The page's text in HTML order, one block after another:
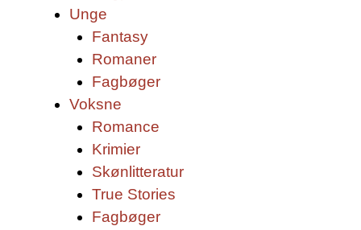
Unge
Fantasy
Romaner
Fagbøger
Voksne
Romance
Krimier
Skønlitteratur
True Stories
Fagbøger